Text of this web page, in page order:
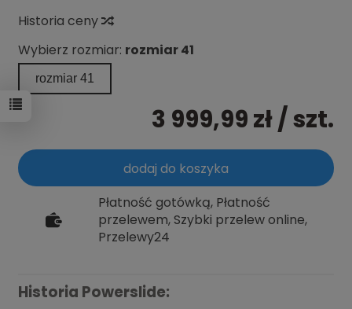
Historia ceny
Wybierz rozmiar: rozmiar 41
rozmiar 41
3 999,99 zł/ szt.
dodaj do koszyka
Płatność gotówką, Płatność
przelewem, Szybki przelew online,
Przelewy24
Historia Powerslide: